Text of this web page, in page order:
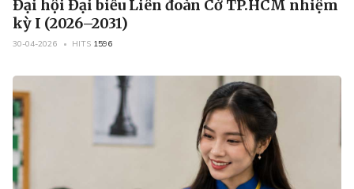
Đại hội Đại biểu Liên đoàn Cờ TP.HCM nhiệm
kỳ I (2026–2031)
30-04-2026 HITS 1596